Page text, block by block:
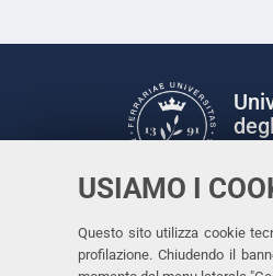
USIAMO I
Questo sito utilizza cookie
profilazione. Chiudendo il
Facebook